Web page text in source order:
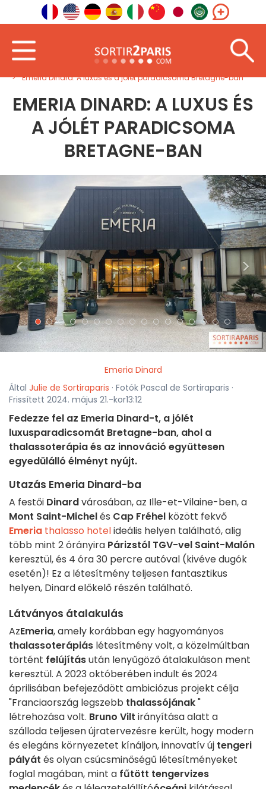
Emeria Dinard: A luxus és a jólét paradicsoma Bretagne-ban
EMERIA DINARD: A LUXUS ÉS
A JÓLÉT PARADICSOMA
BRETAGNE-BAN
< >
Emeria Dinard
Által Julie de Sortiraparis · Fotók Pascal de Sortiraparis ·
Frissített 2024. május 21.-kor13:12
Fedezze fel az Emeria Dinard-t, a jólét
luxusparadicsomát Bretagne-ban, ahol a
thalassoterápia és az innováció együttesen
egyedülálló élményt nyújt.
Utazás Emeria Dinard-ba
A festői Dinardvárosában, az Ille-et-Vilaine-ben, a
Mont Saint-Michelés Cap Fréhel között fekvő
Emeria thalasso hotelideális helyen található, alig
több mint 2 órányira Párizstól TGV-vel Saint-Malón
keresztül, és 4 óra 30 percre autóval (kivéve dugók
esetén)! Ez a létesítmény teljesen fantasztikus
helyen, Dinard előkelő részén található.
Látványos átalakulás
AzEmeria, amely korábban egy hagyományos
thalassoterápiás létesítmény volt, a közelmúltban
történt felújításután lenyűgöző átalakuláson ment
keresztül. A 2023 októberében indult és 2024
áprilisában befejeződött ambiciózus projekt célja
"Franciaország legszebb thalassójának"
létrehozása volt. Bruno Vilt irányítása alatt a
szálloda teljesen újratervezésre került, hogy modern
és elegáns környezetet kínáljon, innovatív új tengeri
pályát és olyan csúcsminőségű létesítményeket
foglal magában, mint a fűtött tengervizes